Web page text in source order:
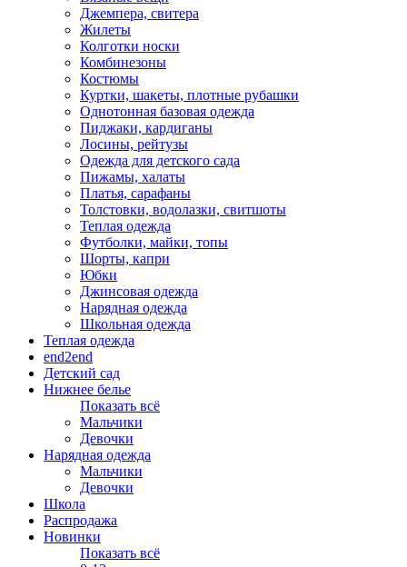
Джемпера, свитера
Жилеты
Колготки носки
Комбинезоны
Костюмы
Куртки, шакеты, плотные рубашки
Однотонная базовая одежда
Пиджаки, кардиганы
Лосины, рейтузы
Одежда для детского сада
Пижамы, халаты
Платья, сарафаны
Толстовки, водолазки, свитшоты
Теплая одежда
Футболки, майки, топы
Шорты, капри
Юбки
Джинсовая одежда
Нарядная одежда
Школьная одежда
Теплая одежда
end2end
Детский сад
Нижнее белье
Показать всё
Мальчики
Девочки
Нарядная одежда
Мальчики
Девочки
Школа
Распродажа
Новинки
Показать всё